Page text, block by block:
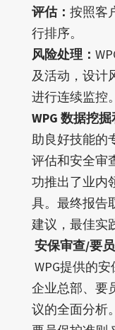
评估： 按照客
行排序。
风险处理：
及活动，设计
进行连续监控。
WPG 数据挖
助良好技能的
评估和安全审
功推出了业内
具。最终报告
建议，最佳实
安保审查/要
WPG提供的
企业总部、要
议的全面分析